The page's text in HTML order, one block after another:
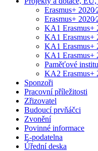
Erasmus+
Erasmus+
KA1 Erasmus+
KA1 Erasmus+
KA1 Erasmus+
KA1 Erasmus+
Paměťové
KA2 Erasmus+
Sponzoři
Pracovní příležitosti
Zřizovatel
Budoucí prvňáčci
Zvonění
Povinné informace
E-podatelna
Úřední deska